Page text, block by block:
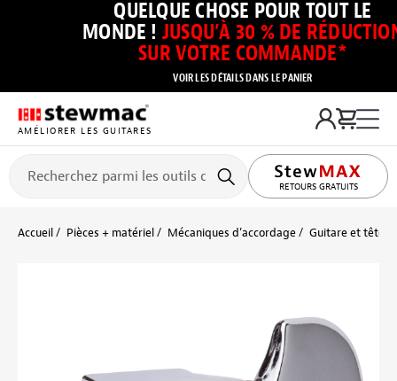
QUELQUE CHOSE POUR TOUT LE
MONDE ! JUSQU’À 30 % DE
SUR VOTRE COMMANDE*
VOIR LES DÉTAILS DANS LE PANIER
AMÉLIORER LES GUITARES
RETOURS GRATUITS
Accueil Pièces + matériel Mécaniques d’accordage Guitare et tête